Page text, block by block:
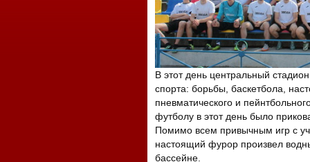
В этот день центральный
спорта: борьбы, баскетбола,
пневматического и
футболу в этот день было
Помимо всем привычным игр с
настоящий фурор произвел
бассейне.